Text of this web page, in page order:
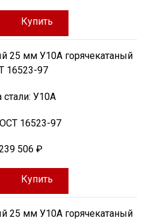
Купить
25 мм У10А горячекатаный
16523-97
У10А
16523-97
506 ₽
Купить
25 мм У10А горячекатаный